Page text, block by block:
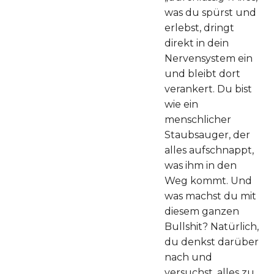
was du spürst und
erlebst, dringt
direkt in dein
Nervensystem ein
und bleibt dort
verankert. Du bist
wie ein
menschlicher
Staubsauger, der
alles aufschnappt,
was ihm in den
Weg kommt. Und
was machst du mit
diesem ganzen
Bullshit? Natürlich,
du denkst darüber
nach und